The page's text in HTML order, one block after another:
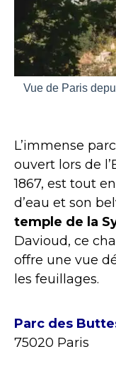
Vue de Paris
L’immense
ouvert lors de
1867, est tout
d’eau et son
temple de la
Davioud, ce
offre une vue
les feuillages.
Parc des
75020 Paris